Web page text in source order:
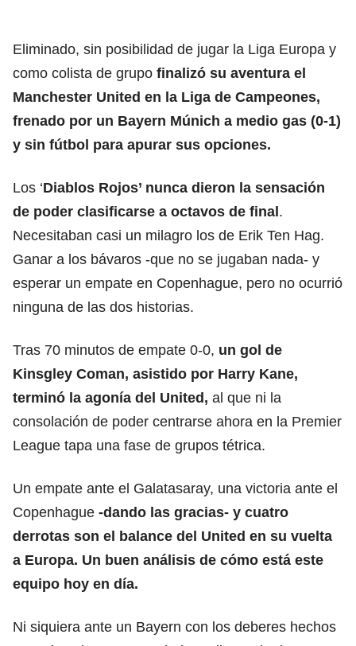
Eliminado, sin posibilidad de jugar la Liga Europa y
como colista de grupo finalizó su aventura el
Manchester United en la Liga de Campeones,
frenado por un Bayern Múnich a medio gas (0-1)
y sin fútbol para apurar sus opciones.
Los ‘Diablos Rojos’ nunca dieron la sensación
de poder clasificarse a octavos de final.
Necesitaban casi un milagro los de Erik Ten Hag.
Ganar a los bávaros -que no se jugaban nada- y
esperar un empate en Copenhague, pero no ocurrió
ninguna de las dos historias.
Tras 70 minutos de empate 0-0, un gol de
Kinsgley Coman, asistido por Harry Kane,
terminó la agonía del United, al que ni la
consolación de poder centrarse ahora en la Premier
League tapa una fase de grupos tétrica.
Un empate ante el Galatasaray, una victoria ante el
Copenhague -dando las gracias- y cuatro
derrotas son el balance del United en su vuelta
a Europa. Un buen análisis de cómo está este
equipo hoy en día.
Ni siquiera ante un Bayern con los deberes hechos